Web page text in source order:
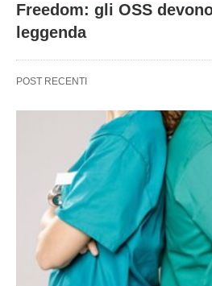
Freedom: gli OSS
leggenda
POST RECENTI